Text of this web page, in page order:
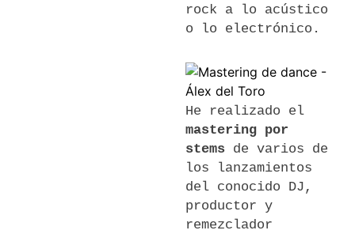
rock a lo acústico
o lo electrónico.
He realizado el
mastering por
stems de varios de
los lanzamientos
del conocido DJ,
productor y
remezclador